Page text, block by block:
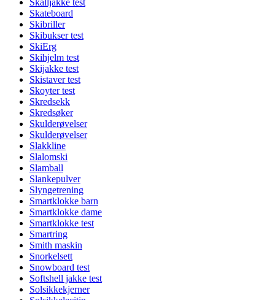
Skalljakke test
Skateboard
Skibriller
Skibukser test
SkiErg
Skihjelm test
Skijakke test
Skistaver test
Skoyter test
Skredsekk
Skredsøker
Skulderøvelser
Skulderøvelser
Slakkline
Slalomski
Slamball
Slankepulver
Slyngetrening
Smartklokke barn
Smartklokke dame
Smartklokke test
Smartring
Smith maskin
Snorkelsett
Snowboard test
Softshell jakke test
Solsikkekjerner